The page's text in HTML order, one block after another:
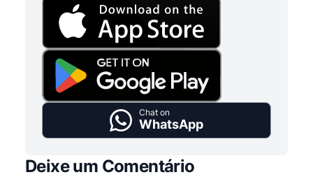
Chat on
WhatsApp
Deixe um Comentário